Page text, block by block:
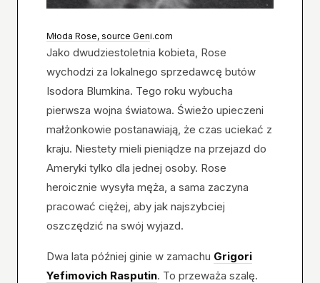
Młoda Rose, source Geni.com
Jako dwudziestoletnia kobieta, Rose
wychodzi za lokalnego sprzedawcę butów
Isodora Blumkina. Tego roku wybucha
pierwsza wojna światowa. Świeżo upieczeni
małżonkowie postanawiają, że czas uciekać z
kraju. Niestety mieli pieniądze na przejazd do
Ameryki tylko dla jednej osoby. Rose
heroicznie wysyła męża, a sama zaczyna
pracować ciężej, aby jak najszybciej
oszczędzić na swój wyjazd.
Dwa lata później ginie w zamachu Grigori
Yefimovich Rasputin. To przeważa szalę.